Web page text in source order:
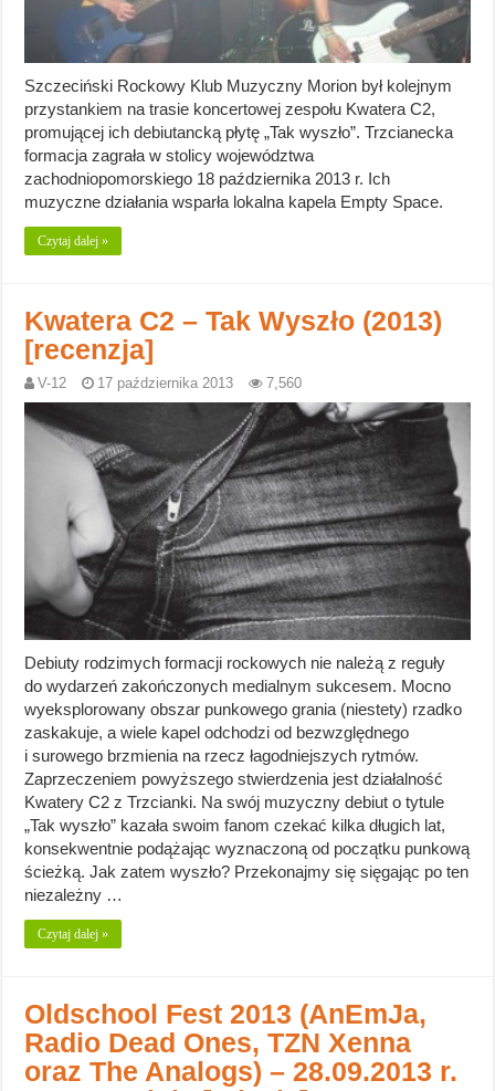
Szczeciński Rockowy Klub Muzyczny Morion był kolejnym
przystankiem na trasie koncertowej zespołu Kwatera C2,
promującej ich debiutancką płytę „Tak wyszło”. Trzcianecka
formacja zagrała w stolicy województwa
zachodniopomorskiego 18 października 2013 r. Ich
muzyczne działania wsparła lokalna kapela Empty Space.
Czytaj dalej »
Kwatera C2 – Tak Wyszło (2013)
[recenzja]
V-12 17 października 2013 7,560
Debiuty rodzimych formacji rockowych nie należą z reguły
do wydarzeń zakończonych medialnym sukcesem. Mocno
wyeksplorowany obszar punkowego grania (niestety) rzadko
zaskakuje, a wiele kapel odchodzi od bezwzględnego
i surowego brzmienia na rzecz łagodniejszych rytmów.
Zaprzeczeniem powyższego stwierdzenia jest działalność
Kwatery C2 z Trzcianki. Na swój muzyczny debiut o tytule
„Tak wyszło” kazała swoim fanom czekać kilka długich lat,
konsekwentnie podążając wyznaczoną od początku punkową
ścieżką. Jak zatem wyszło? Przekonajmy się sięgając po ten
niezależny …
Czytaj dalej »
Oldschool Fest 2013 (AnEmJa,
Radio Dead Ones, TZN Xenna
oraz The Analogs) – 28.09.2013 r.